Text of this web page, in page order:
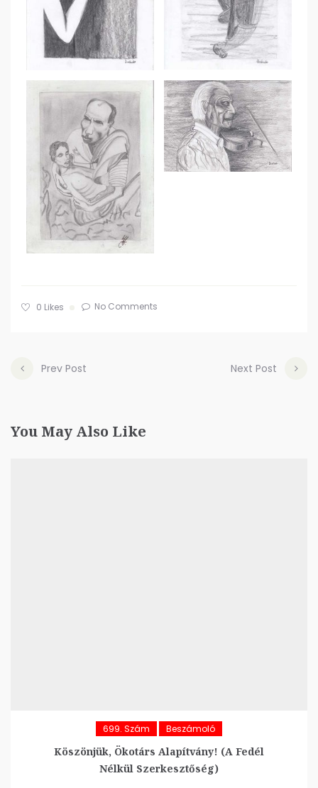
0 Likes No Comments
Prev Post Next Post
You May Also Like
699. Szám Beszámoló
Köszönjük, Ökotárs Alapítvány! (A Fedél
Nélkül Szerkesztőség)